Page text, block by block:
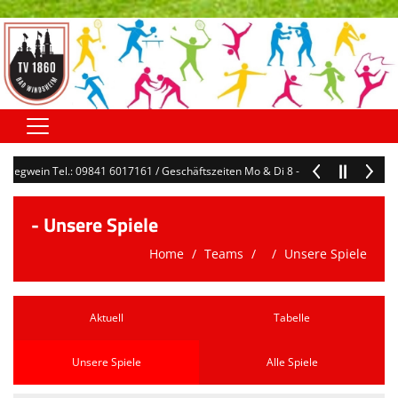
Home
Hauptverein
Abteilungen
Kontaktformular
Sonstiges
Tel.: 09841 6017161 / Geschäftszeiten Mo & Di 8 - 12 Uhr /
- Unsere Spiele
Home Teams Unsere Spiele
Aktuell Tabelle
Unsere Spiele Alle Spiele